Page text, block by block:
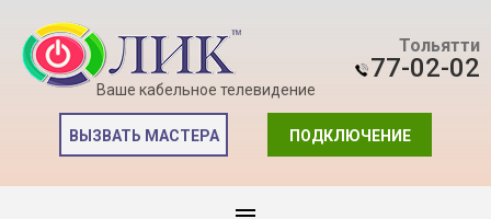
Ваше кабельное телевидение
Тольятти
77-02-02
ПОДКЛЮЧЕНИЕ
ВЫЗВАТЬ МАСТЕРА